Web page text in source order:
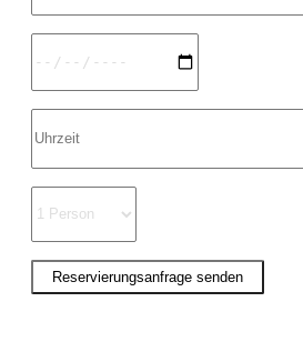
Reservierungsanfrage senden